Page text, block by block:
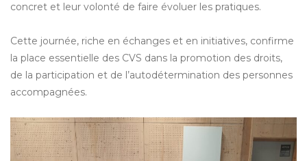
concret et leur volonté de faire évoluer les pratiques.
Cette journée, riche en échanges et en initiatives, confirme
la place essentielle des CVS dans la promotion des droits,
de la participation et de l’autodétermination des personnes
accompagnées.